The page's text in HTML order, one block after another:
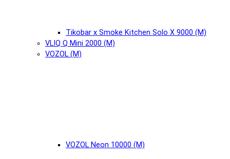
Tikobar x Smoke Kitchen Solo X 9000 (М)
VLIQ Q Mini 2000 (М)
VOZOL (М)
VOZOL Neon 10000 (М)